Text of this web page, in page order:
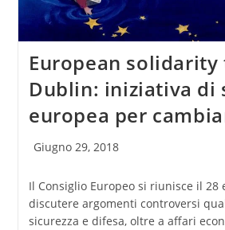
European solidarity
Dublin: iniziativa di
europea per
Articolo
Giugno 29, 2018
Il Consiglio Europeo si riunisce il 28
discutere argomenti controversi
sicurezza e difesa, oltre a affari